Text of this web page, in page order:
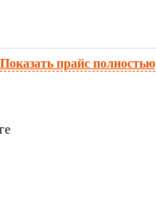
Показать прайс полностью